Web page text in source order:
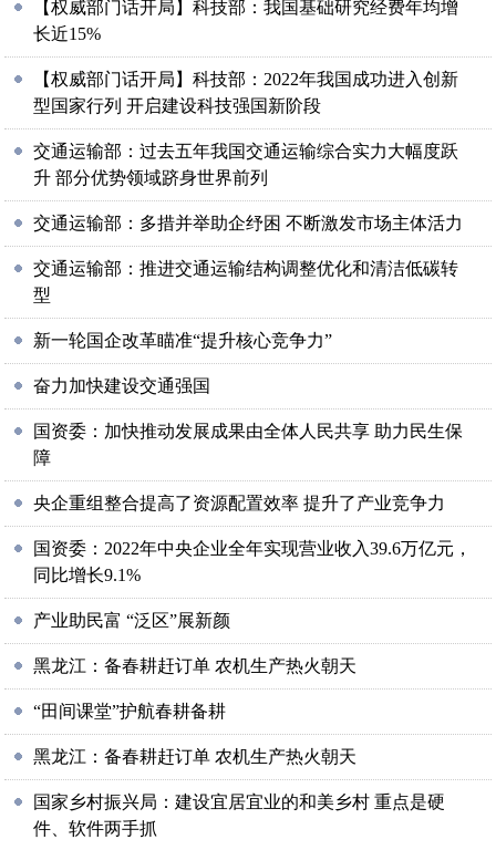
【权威部门话开局】科技部：我国基础研究经费年均增
长近15%
【权威部门话开局】科技部：2022年我国成功进入创新
型国家行列 开启建设科技强国新阶段
交通运输部：过去五年我国交通运输综合实力大幅度跃
升 部分优势领域跻身世界前列
交通运输部：多措并举助企纾困 不断激发市场主体活力
交通运输部：推进交通运输结构调整优化和清洁低碳转
型
新一轮国企改革瞄准“提升核心竞争力”
奋力加快建设交通强国
国资委：加快推动发展成果由全体人民共享 助力民生保
障
央企重组整合提高了资源配置效率 提升了产业竞争力
国资委：2022年中央企业全年实现营业收入39.6万亿元，
同比增长9.1%
产业助民富 “泛区”展新颜
黑龙江：备春耕赶订单 农机生产热火朝天
“田间课堂”护航春耕备耕
黑龙江：备春耕赶订单 农机生产热火朝天
国家乡村振兴局：建设宜居宜业的和美乡村 重点是硬
件、软件两手抓